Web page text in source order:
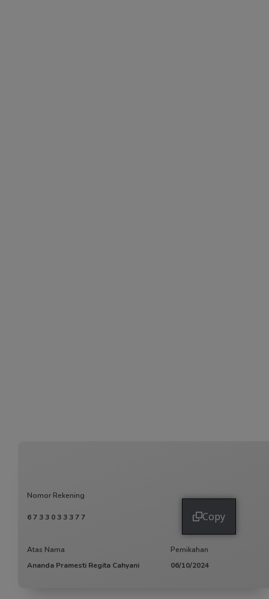
Nomor Rekening
6733033377 Copy
Atas Nama
Ananda Pramesti Regita Cahyani
Pernikahan
06/10/2024